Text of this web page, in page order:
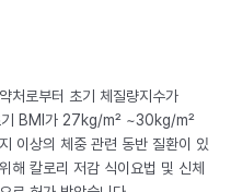
처로부터 초기 체질량지수가
기 BMI가 27kg/m² ~30kg/m²
이상의 체중 관련 동반 질환이 있
해 칼로리 저감 식이요법 및 신체